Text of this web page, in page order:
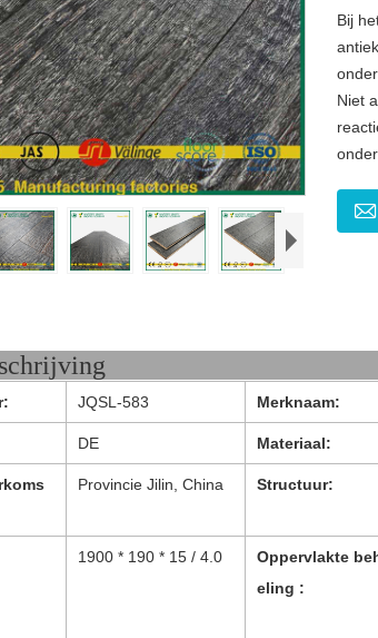
Bij
Niet

JQSL-583 Merknaam:
DE Materiaal:
Provincie Jilin, China Structuur:
1900 * 190 * 15 / 4.0
Oppervlakte
eling :